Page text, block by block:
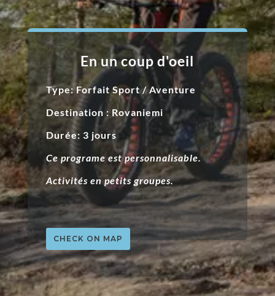
En un coup d'oeil
Type: Forfait Sport / Aventure
Destination : Rovaniemi
Durée: 3 jours
Ce programe est personnalisable.
Activités en petits groupes.
CHECK ON MAP